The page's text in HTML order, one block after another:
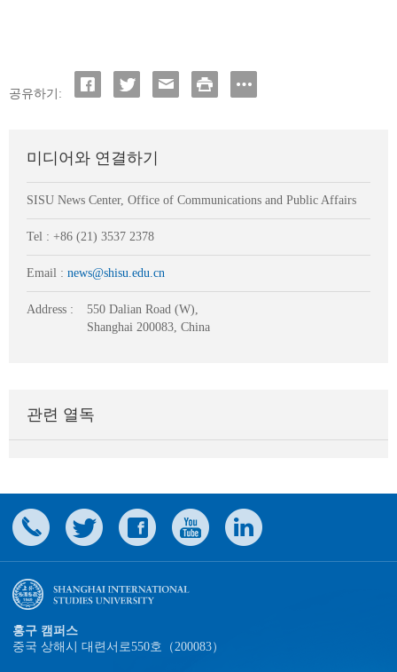
공유하기:
미디어와 연결하기
SISU News Center, Office of Communications and Public Affairs
Tel : +86 (21) 3537 2378
Email : news@shisu.edu.cn
Address :
550 Dalian Road (W),
Shanghai 200083, China
관련 열독
홍구 캠퍼스
중국 상해시 대련서로550호（200083）